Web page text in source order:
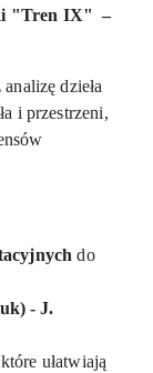
"Tren IX" –
dzieła
i przestrzeni,
do
- J.
ułatwiają